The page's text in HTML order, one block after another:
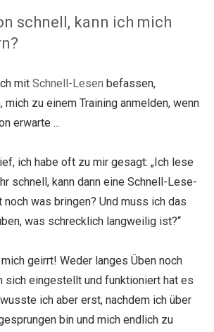
schnell, kann ich mich
mit Schnell-Lesen befassen,
zu einem Training anmelden, wenn
erwarte ...
ich habe oft zu mir gesagt: „Ich lese
schnell, kann dann eine Schnell-Lese-
noch was bringen? Und muss ich das
was schrecklich langweilig ist?“
geirrt! Weder langes Üben noch
sich eingestellt und funktioniert hat es
ich aber erst, nachdem ich über
bin und mich endlich zu